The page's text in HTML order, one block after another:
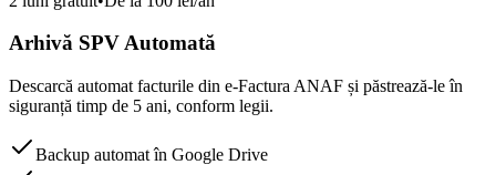
Arhivă SPV Automată
Descarcă automat facturile din e-Factura ANAF și păstrează-le în
siguranță timp de 5 ani, conform legii.
Backup automat în Google Drive